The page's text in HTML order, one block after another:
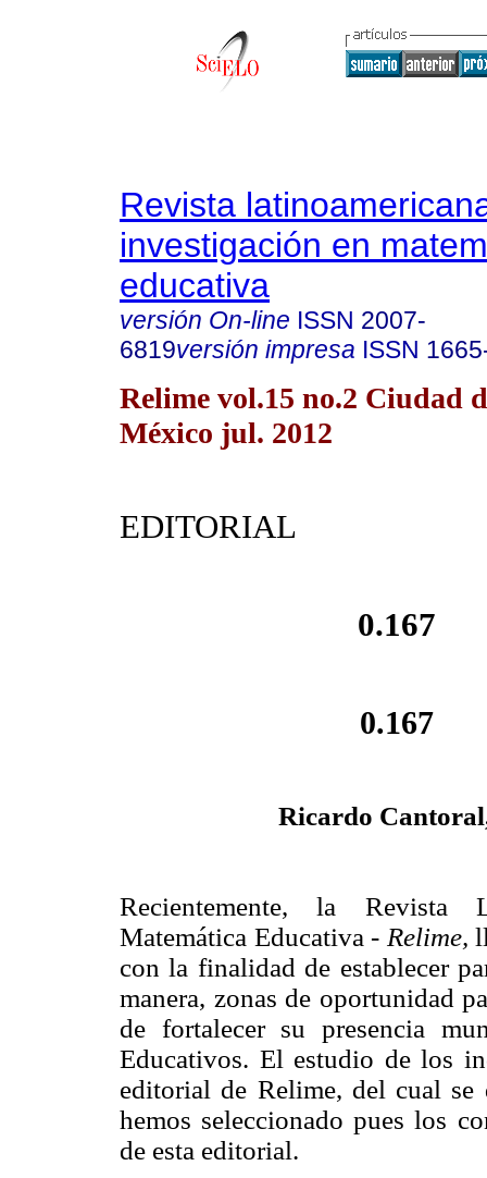
Revista
investigación en
educativa
versión On-line ISSN 2007-
6819versión impresa ISSN
Relime vol.15 no.2 Ciudad
México jul. 2012
EDITORIAL
0.167
0.167
Ricardo
Recientemente, la Revista
Matemática Educativa - Relime,
con la finalidad de establecer
manera, zonas de oportunidad
de fortalecer su presencia
Educativos. El estudio de los
editorial de Relime, del cual se
hemos seleccionado pues los
de esta editorial.